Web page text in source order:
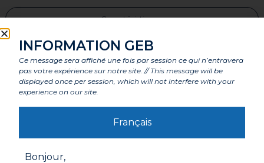
Caractéristiques
Composants
INFORMATION GEB
Ce message sera affiché une fois par session ce qui n’entravera
pas votre expérience sur notre site. // This message will be
displayed once per session, which will not interfere with your
experience on our site.
Français
Bonjour,